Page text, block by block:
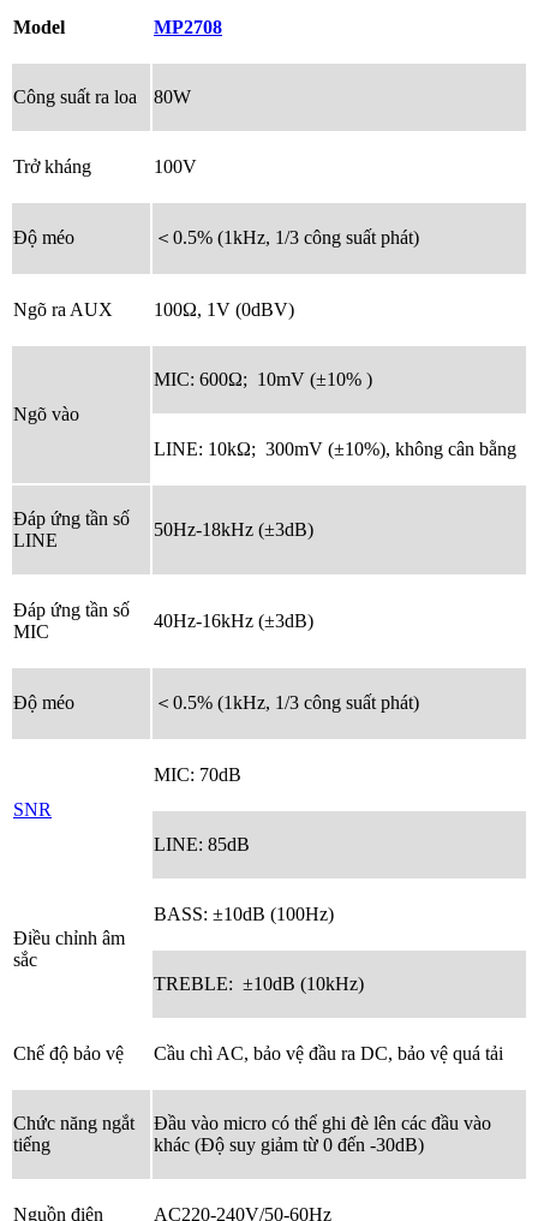
Model MP2708
Công suất ra loa 80W
Trở kháng 100V
Độ méo ＜0.5% (1kHz, 1/3 công suất phát)
Ngõ ra AUX 100Ω, 1V (0dBV)
Ngõ vào
MIC: 600Ω; 10mV (±10% )
LINE: 10kΩ; 300mV (±10%), không cân bằng
Đáp ứng tần số
LINE
50Hz-18kHz (±3dB)
Đáp ứng tần số
MIC
40Hz-16kHz (±3dB)
Độ méo ＜0.5% (1kHz, 1/3 công suất phát)
SNR
MIC: 70dB
LINE: 85dB
Điều chỉnh âm
sắc
BASS: ±10dB (100Hz)
TREBLE: ±10dB (10kHz)
Chế độ bảo vệ Cầu chì AC, bảo vệ đầu ra DC, bảo vệ quá tải
Chức năng ngắt
tiếng
Đầu vào micro có thể ghi đè lên các đầu vào
khác (Độ suy giảm từ 0 đến -30dB)
Nguồn điện AC220-240V/50-60Hz